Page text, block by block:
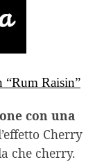
Raisin”
con una
Cherry
che cherry.